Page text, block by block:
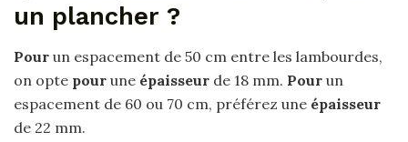
un plancher ?
Pour un espacement de 50 cm entre les lambourdes,
on opte pour une épaisseur de 18 mm. Pour un
espacement de 60 ou 70 cm, préférez une épaisseur
de 22 mm.